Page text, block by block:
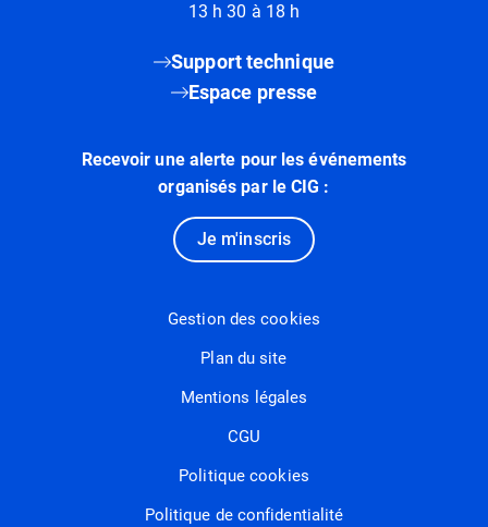
13 h 30 à 18 h
Support technique
Espace presse
Recevoir une alerte pour les événements
organisés par le CIG :
Je m'inscris
Gestion des cookies
Plan du site
Mentions légales
CGU
Politique cookies
Politique de confidentialité